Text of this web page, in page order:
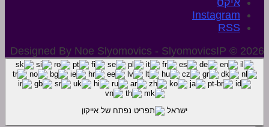
Instagram
Designed By Noe Slyomovics - SlyomovicsIP © 2026
ישראל